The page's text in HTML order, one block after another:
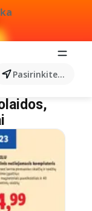
Pasirinkite miestą